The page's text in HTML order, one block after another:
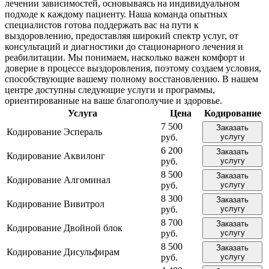
лечении зависимостей, основываясь на индивидуальном
подходе к каждому пациенту. Наша команда опытных
специалистов готова поддержать вас на пути к
выздоровлению, предоставляя широкий спектр услуг, от
консультаций и диагностики до стационарного лечения и
реабилитации. Мы понимаем, насколько важен комфорт и
доверие в процессе выздоровления, поэтому создаем условия,
способствующие вашему полному восстановлению. В нашем
центре доступны следующие услуги и программы,
ориентированные на ваше благополучие и здоровье.
Услуга
Цена
Кодирование
Кодирование Эспераль
7 500
руб.
Заказать
услугу
Кодирование Аквилонг
6 200
руб.
Заказать
услугу
Кодирование Алгоминал
8 500
руб.
Заказать
услугу
Кодирование Вивитрол
8 300
руб.
Заказать
услугу
Кодирование Двойной блок
8 700
руб.
Заказать
услугу
Кодирование Дисульфирам
8 500
руб.
Заказать
услугу